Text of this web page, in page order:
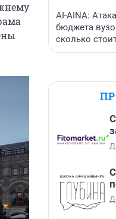
AI-AINA:
бюджета
сколько